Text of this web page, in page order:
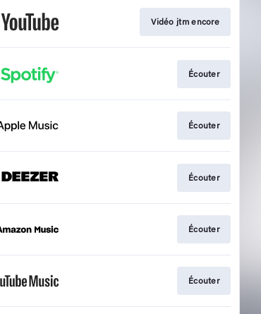
Vidéo jtm encore
Écouter
Écouter
Écouter
Écouter
Écouter